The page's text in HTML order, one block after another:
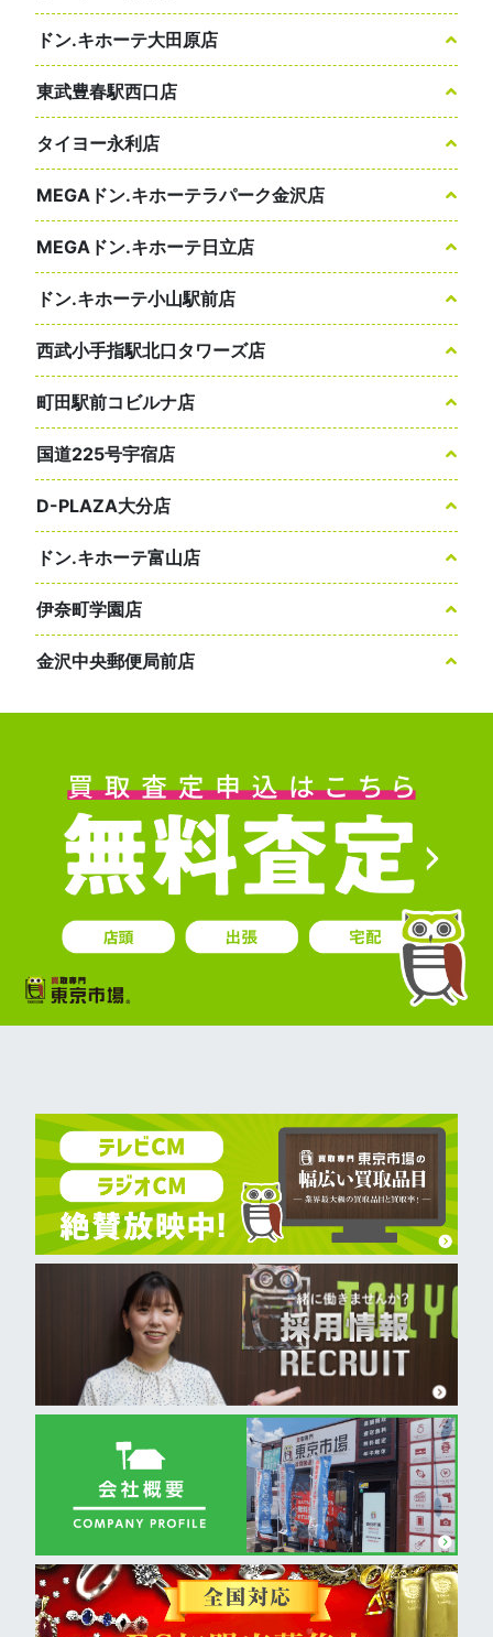
ドン.キホーテ大田原店
東武豊春駅西口店
タイヨー永利店
MEGAドン.キホーテラパーク金沢店
MEGAドン.キホーテ日立店
ドン.キホーテ小山駅前店
西武小手指駅北口タワーズ店
町田駅前コビルナ店
国道225号宇宿店
D-PLAZA大分店
ドン.キホーテ富山店
伊奈町学園店
金沢中央郵便局前店